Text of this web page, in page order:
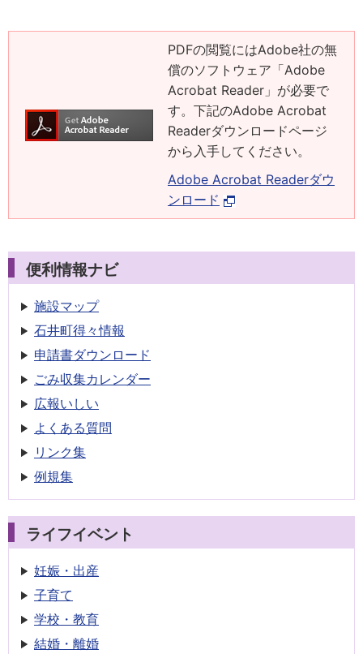
PDFの閲覧にはAdobe社の無
償のソフトウェア「Adobe
Acrobat Reader」が必要で
す。下記のAdobe Acrobat
Readerダウンロードページ
から入手してください。
Adobe Acrobat Readerダウ
ンロード
便利情報ナビ
施設マップ
石井町得々情報
申請書ダウンロード
ごみ収集カレンダー
広報いしい
よくある質問
リンク集
例規集
ライフイベント
妊娠・出産
子育て
学校・教育
結婚・離婚